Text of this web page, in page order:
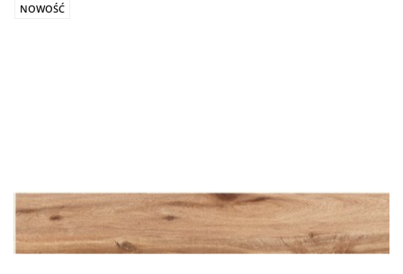
NOWOŚĆ